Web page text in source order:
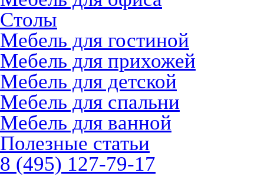
Столы
Мебель для гостиной
Мебель для прихожей
Мебель для детской
Мебель для спальни
Мебель для ванной
Полезные статьи
8 (495) 127-79-17